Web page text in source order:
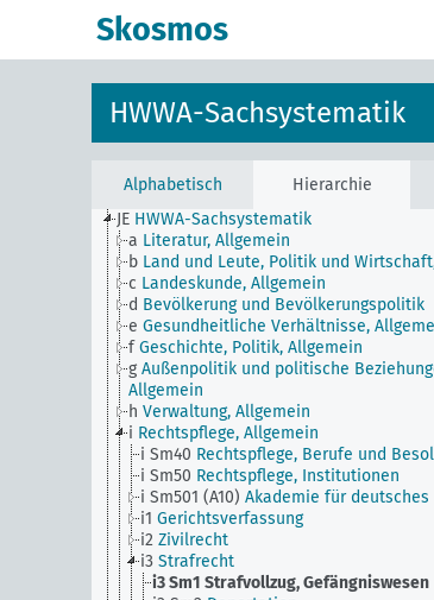
Skosmos
HWWA-Sachsystematik
Alphabetisch
Hierarchie
JE HWWA-Sachsystematik
a Literatur, Allgemein
b Land und Leute, Politik und
c Landeskunde, Allgemein
d Bevölkerung und Bevölkerungspolitik
e Gesundheitliche Verhältnisse,
f Geschichte, Politik, Allgemein
g Außenpolitik und politische
Allgemein
h Verwaltung, Allgemein
i Rechtspflege, Allgemein
i Sm40 Rechtspflege, Berufe und
i Sm50 Rechtspflege, Institutionen
i Sm501 (A10) Akademie für deutsches
i1 Gerichtsverfassung
i2 Zivilrecht
i3 Strafrecht
i3 Sm1 Strafvollzug, Gefängniswesen